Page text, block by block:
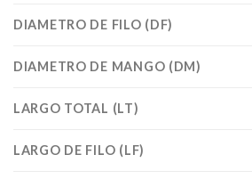
DIAMETRO DE FILO (DF)
DIAMETRO DE MANGO (DM)
LARGO TOTAL (LT)
LARGO DE FILO (LF)